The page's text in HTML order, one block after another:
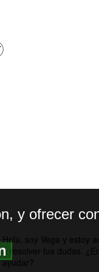
DE PRIVACIDAD
y ofrecer